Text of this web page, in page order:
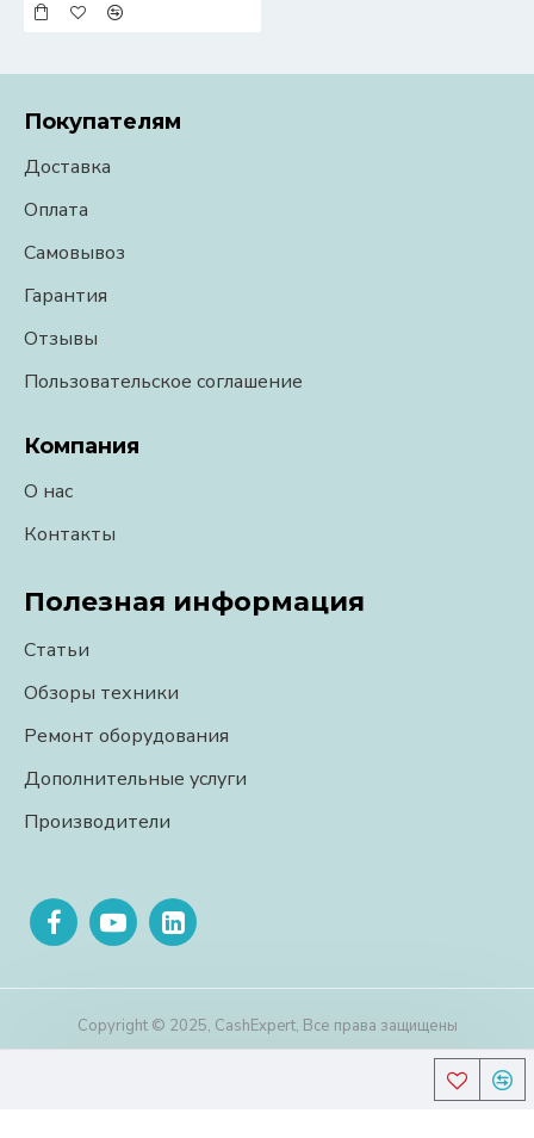
Покупателям
Доставка
Оплата
Самовывоз
Гарантия
Отзывы
Пользовательское соглашение
Компания
О нас
Контакты
Полезная информация
Статьи
Обзоры техники
Ремонт оборудования
Дополнительные услуги
Производители
Copyright © 2025, CashExpert, Все права защищены